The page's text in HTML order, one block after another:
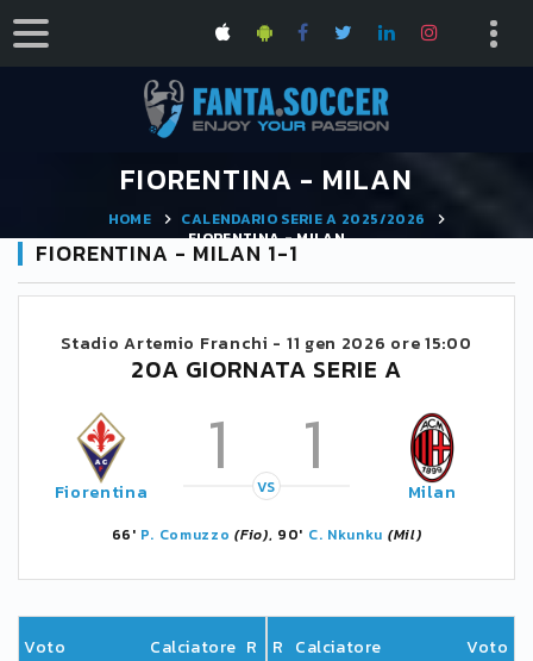
FIORENTINA - MILAN
HOME
CALENDARIO SERIE A 2025/2026
FIORENTINA - MILAN
FIORENTINA - MILAN 1-1
Stadio Artemio Franchi - 11 gen 2026 ore 15:00
20A GIORNATA SERIE A
Fiorentina 1 1
VS Milan
66' P. Comuzzo (Fio), 90' C. Nkunku (Mil)
Voto Calciatore R R Calciatore Voto